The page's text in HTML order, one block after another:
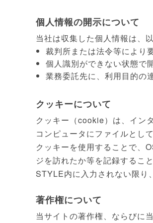
個人情報の開示について
当社は収集した個人情報は、
裁判所または法令等により
個人識別ができない状態で
業務委託先に、利用目的の
クッキーについて
クッキー（cookie）は、イン
コンピュータにファイルとし
クッキーを使用することで、
ジを訪れたか等を記録するこ
STYLE内に入力されない限り
著作権について
当サイトの著作権、ならびに